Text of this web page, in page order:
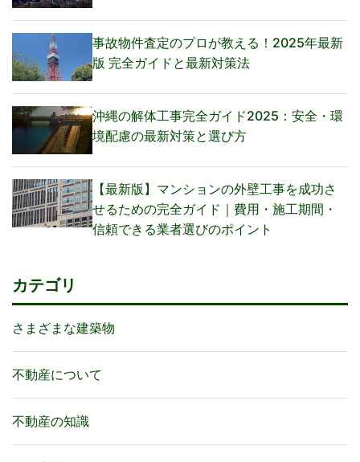
事故物件査定のプロが教える！2025年最新
版 完全ガイドと最新対策法
沖縄の解体工事完全ガイド2025：安全・環
境配慮の最新対策と選び方
【最新版】マンションの外壁工事を成功さ
せるための完全ガイド｜費用・施工期間・
信頼できる業者選びのポイント
カテゴリ
さまざまな建築物
不動産について
不動産の知識